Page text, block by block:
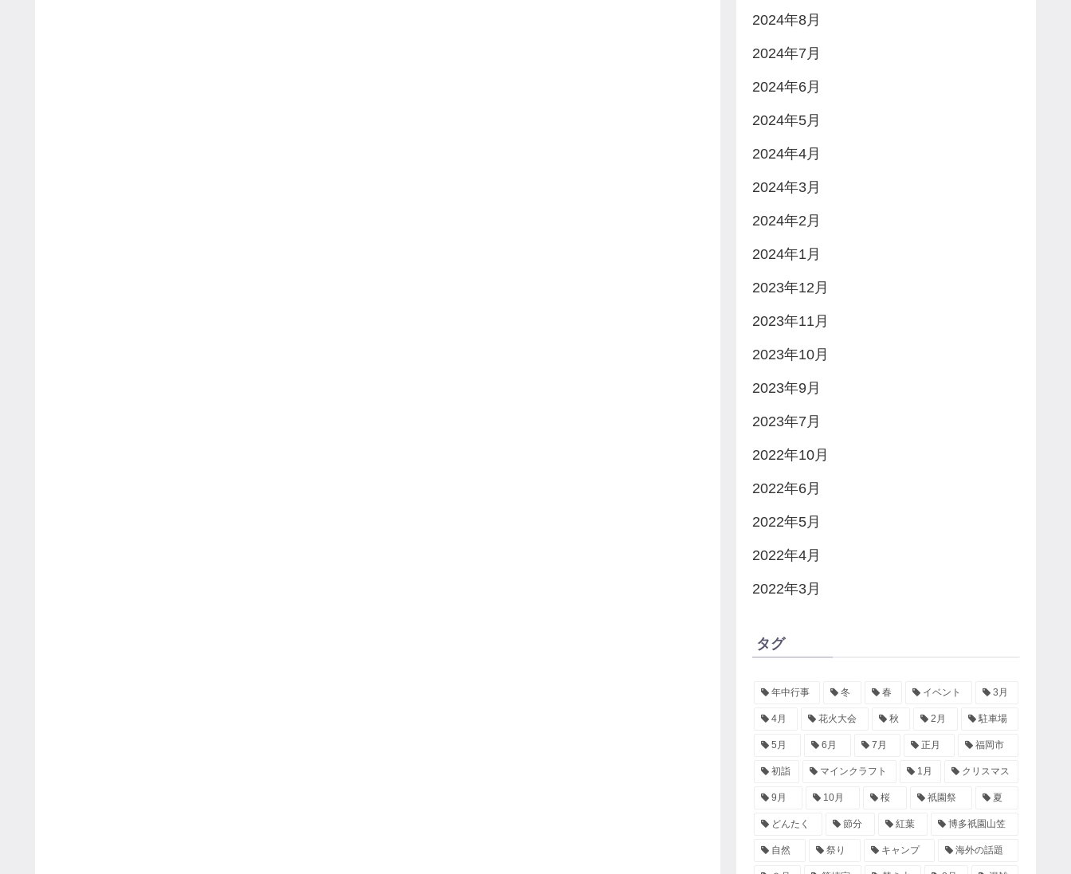
2024年8月
2024年7月
2024年6月
2024年5月
2024年4月
2024年3月
2024年2月
2024年1月
2023年12月
2023年11月
2023年10月
2023年9月
2023年7月
2022年10月
2022年6月
2022年5月
2022年4月
2022年3月
タグ
年中行事 冬 春 イベント 3月
4月 花火大会 秋 2月 駐車場
5月 6月 7月 正月 福岡市
初詣 マインクラフト 1月 クリスマス
9月 10月 桜 祇園祭 夏
どんたく 節分 紅葉 博多祇園山笠
自然 祭り キャンプ 海外の話題